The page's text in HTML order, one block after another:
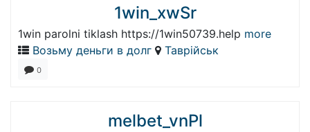
1win_xwSr
1win parolni tiklash https://1win50739.help more
Возьму деньги в долг
Таврійськ
0
melbet_vnPl